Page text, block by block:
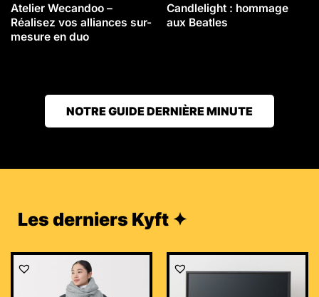
Atelier Wecandoo –
Réalisez vos alliances sur-
mesure en duo
Candlelight : hommage
aux Beatles
NOTRE GUIDE DERNIÈRE MINUTE
Les derniers Kyft ✦